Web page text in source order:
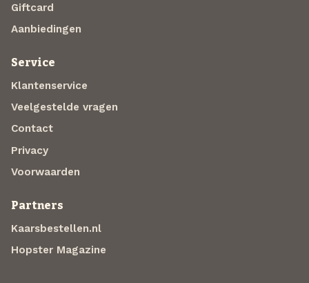
Giftcard
Aanbiedingen
Service
Klantenservice
Veelgestelde vragen
Contact
Privacy
Voorwaarden
Partners
Kaarsbestellen.nl
Hopster Magazine